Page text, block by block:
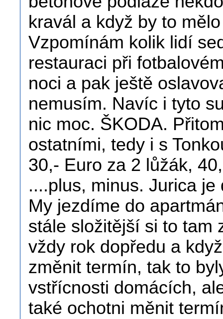
kravál a když by to
Vzpomínám kolik lidí
restauraci při
noci a pak ještě
nemusím. Navíc i tyto
nic moc. ŠKODA.
ostatními, tedy i s
30,- Euro za 2 lůžák,
....plus, minus. Jurica
My jezdíme do
stále složitější si to tam
vždy rok dopředu a
změnit termín, tak to
vstřícnosti domácích,
také ochotni měnit